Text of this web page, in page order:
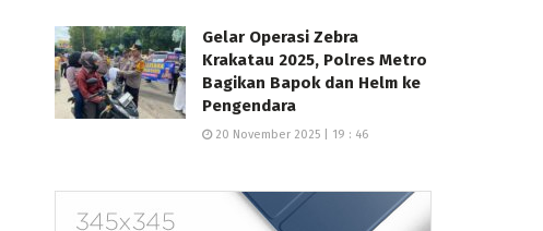
Gelar Operasi Zebra
Krakatau 2025, Polres Metro
Bagikan Bapok dan Helm ke
Pengendara
20 November 2025 | 19 : 46